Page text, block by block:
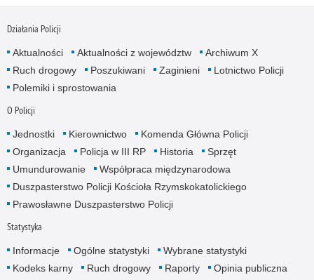
Działania Policji
Aktualności Aktualności z województw
Archiwum X
Ruch drogowy
Poszukiwani Zaginieni
Lotnictwo Policji
Polemiki i sprostowania
O Policji
Jednostki Kierownictwo
Komenda Główna Policji
Organizacja
Policja w III RP Historia
Sprzęt
Umundurowanie
Współpraca międzynarodowa
Duszpasterstwo Policji Kościoła Rzymskokatolickiego
Prawosławne Duszpasterstwo Policji
Statystyka
Informacje Ogólne statystyki
Wybrane statystyki
Kodeks karny
Ruch drogowy Raporty Opinia publiczna